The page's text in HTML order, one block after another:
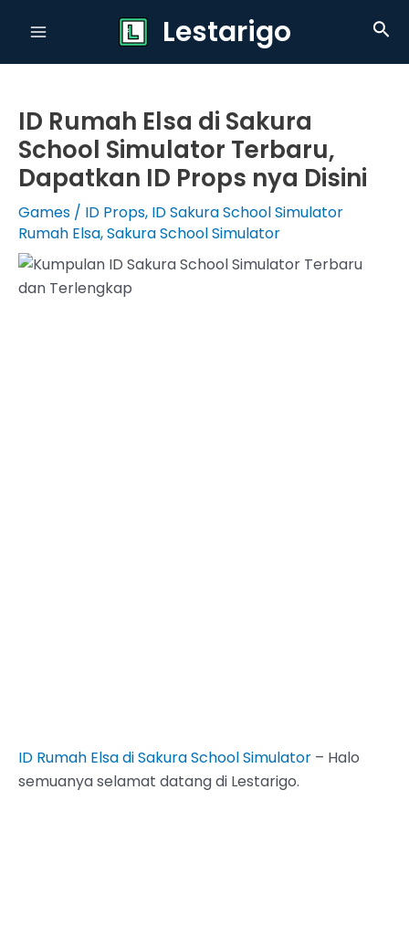
Lestarigo
ID Rumah Elsa di Sakura
School Simulator Terbaru,
Dapatkan ID Props nya Disini
Games / ID Props, ID Sakura School Simulator
Rumah Elsa,Sakura School Simulator
ID Rumah Elsa di Sakura School Simulator – Halo
semuanya selamat datang di Lestarigo.